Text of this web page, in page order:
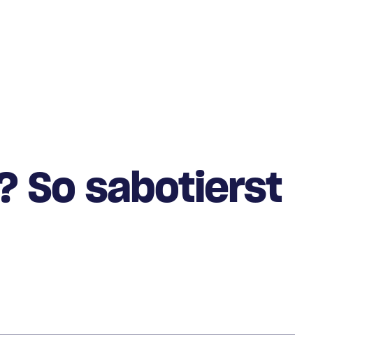
So sabotierst